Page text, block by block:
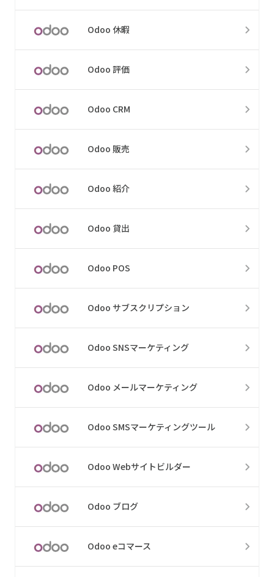
Odoo 休暇
Odoo 評価
Odoo CRM
Odoo 販売
Odoo 紹介
Odoo 貸出
Odoo POS
Odoo サブスクリプション
Odoo SNSマーケティング
Odoo メールマーケティング
Odoo SMSマーケティングツール
Odoo Webサイトビルダー
Odoo ブログ
Odoo eコマース